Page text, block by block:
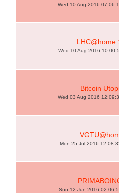
Wed 10 Aug 2016
LHC@home
Wed 10 Aug 2016
Bitcoin
Wed 03 Aug 2016
Mon 25 Jul 2016
Sun 12 Jun 2016